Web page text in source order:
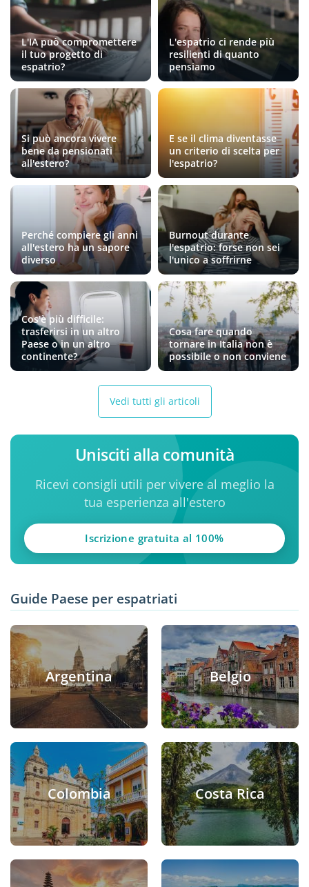
L'IA può compromettere
il tuo progetto di
espatrio?
L'espatrio ci rende più
resilienti di quanto
pensiamo
Si può ancora vivere
bene da pensionati
all'estero?
E se il clima diventasse
un criterio di scelta per
l'espatrio?
Perché compiere gli anni
all'estero ha un sapore
diverso
Burnout durante
l'espatrio: forse non sei
l'unico a soffrirne
Cos'è più difficile:
trasferirsi in un altro
Paese o in un altro
continente?
Cosa fare quando
tornare in Italia non è
possibile o non conviene
Vedi tutti gli articoli
Unisciti alla comunità
Ricevi consigli utili per vivere al meglio la
tua esperienza all'estero
Iscrizione gratuita al 100%
Guide Paese per espatriati
Argentina Belgio
Colombia Costa Rica